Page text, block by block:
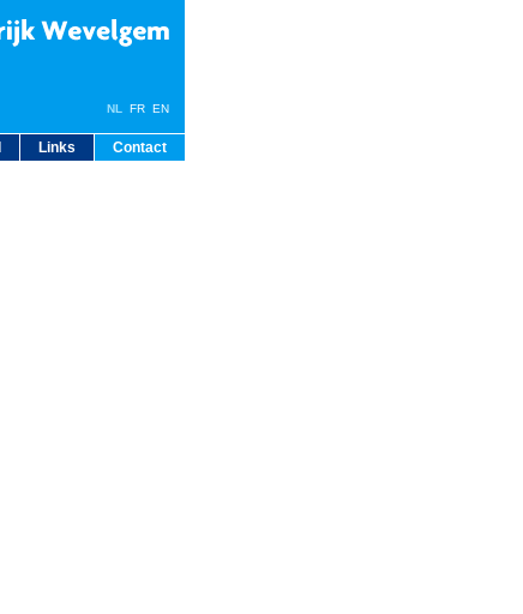
Links Contact
NL FR EN